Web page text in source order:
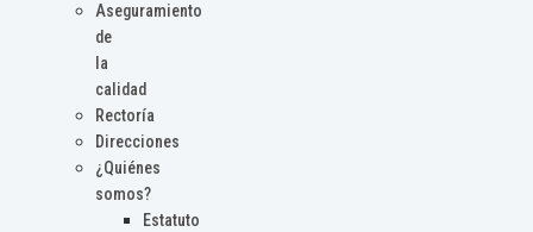
Aseguramiento
de
la
calidad
Rectoría
Direcciones
¿Quiénes
somos?
Estatuto